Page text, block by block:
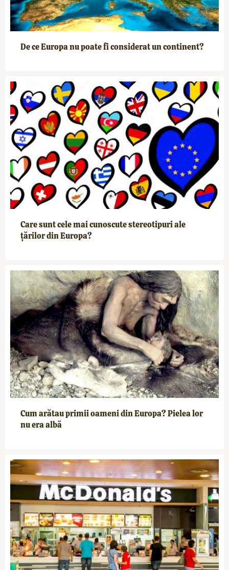
De ce Europa nu poate fi considerat un continent?
Care sunt cele mai cunoscute stereotipuri ale
țărilor din Europa?
Cum arătau primii oameni din Europa? Pielea lor
nu era albă